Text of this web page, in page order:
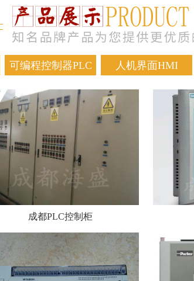
可编程控制器PLC 人机界面HMI
成都PLC控制柜